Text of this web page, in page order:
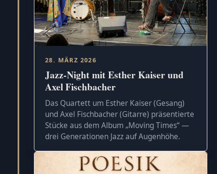
28. MÄRZ 2026
Jazz-Night mit Esther Kaiser und
Axel Fischbacher
Das Quartett um Esther Kaiser (Gesang)
und Axel Fischbacher (Gitarre) präsentierte
Stücke aus dem Album „Moving Times“ —
drei Generationen Jazz auf Augenhöhe.